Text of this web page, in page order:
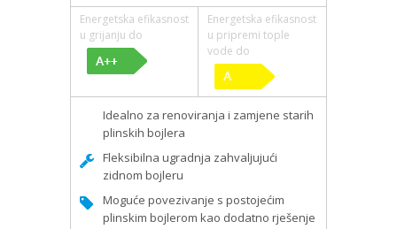
Energetska efikasnost
u grijanju do
Energetska efikasnost
u pripremi tople
vode do
Idealno za renoviranja i zamjene starih
plinskih bojlera
Fleksibilna ugradnja zahvaljujući
zidnom bojleru
Moguće povezivanje s postojećim
plinskim bojlerom kao dodatno rješenje